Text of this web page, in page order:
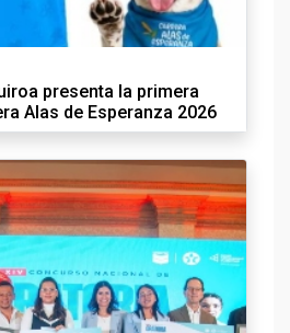
presenta la primera
Alas de Esperanza 2026